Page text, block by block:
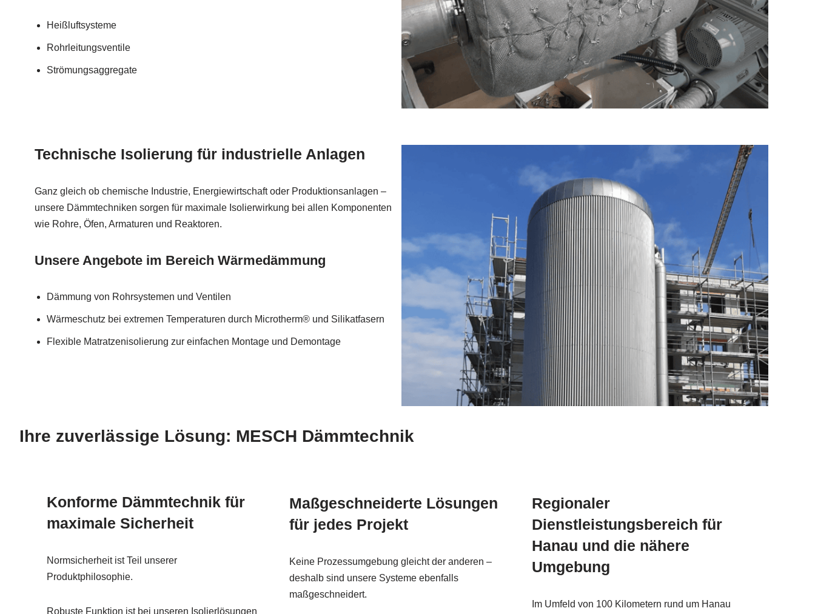
Heißluftsysteme
Rohrleitungsventile
Strömungsaggregate
Technische Isolierung für industrielle Anlagen
Ganz gleich ob chemische Industrie, Energiewirtschaft oder Produktionsanlagen –
unsere Dämmtechniken sorgen für maximale Isolierwirkung bei allen Komponenten
wie Rohre, Öfen, Armaturen und Reaktoren.
Unsere Angebote im Bereich Wärmedämmung
Dämmung von Rohrsystemen und Ventilen
Wärmeschutz bei extremen Temperaturen durch Microtherm® und Silikatfasern
Flexible Matratzenisolierung zur einfachen Montage und Demontage
Ihre zuverlässige Lösung: MESCH Dämmtechnik
Konforme Dämmtechnik für
maximale Sicherheit
Normsicherheit ist Teil unserer
Produktphilosophie.
Robuste Funktion ist bei unseren Isolierlösungen
Maßgeschneiderte Lösungen
für jedes Projekt
Keine Prozessumgebung gleicht der anderen –
deshalb sind unsere Systeme ebenfalls
maßgeschneidert.
Regionaler
Dienstleistungsbereich für
Hanau und die nähere
Umgebung
Im Umfeld von 100 Kilometern rund um Hanau